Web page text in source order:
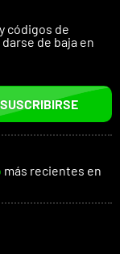
códigos de
de baja en
SUSCRIBIRSE
más recientes en